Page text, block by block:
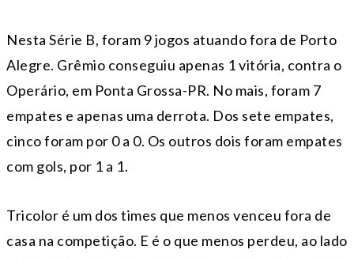
Nesta Série B, foram 9 jogos atuando fora de Porto
Alegre. Grêmio conseguiu apenas 1 vitória, contra o
Operário, em Ponta Grossa-PR. No mais, foram 7
empates e apenas uma derrota. Dos sete empates,
cinco foram por 0 a 0. Os outros dois foram empates
com gols, por 1 a 1.
Tricolor é um dos times que menos venceu fora de
casa na competição. E é o que menos perdeu, ao lado